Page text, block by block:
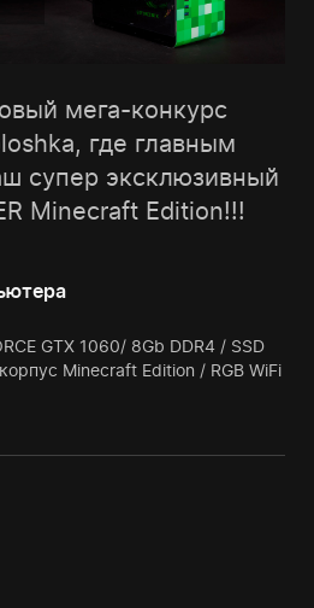
мега-конкурс
где главным
супер эксклюзивный
Minecraft Edition!!!
GTX 1060/ 8Gb DDR4 / SSD
Minecraft Edition / RGB WiFi